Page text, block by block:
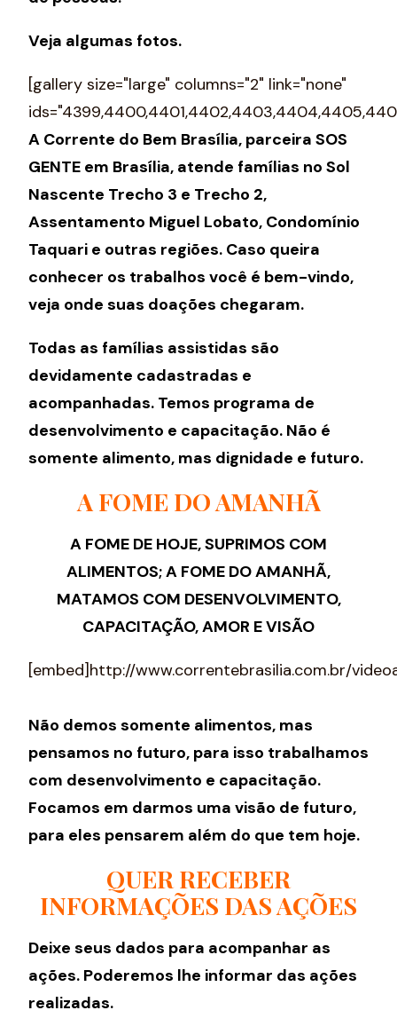
Veja algumas fotos.
[gallery size="large" columns="2" link="none"
A Corrente do Bem Brasília, parceira SOS
GENTE em Brasília, atende famílias no Sol
Nascente Trecho 3 e Trecho 2,
Assentamento Miguel Lobato, Condomínio
Taquari e outras regiões. Caso queira
conhecer os trabalhos você é bem-vindo,
veja onde suas doações chegaram.
Todas as famílias assistidas são
devidamente cadastradas e
acompanhadas. Temos programa de
desenvolvimento e capacitação. Não é
somente alimento, mas dignidade e futuro.
A FOME DO AMANHÃ
A FOME DE HOJE, SUPRIMOS COM
ALIMENTOS; A FOME DO AMANHÃ,
MATAMOS COM DESENVOLVIMENTO,
CAPACITAÇÃO, AMOR E VISÃO
[embed]http://www.correntebrasilia.com.br/
Não demos somente alimentos, mas
pensamos no futuro, para isso trabalhamos
com desenvolvimento e capacitação.
Focamos em darmos uma visão de futuro,
para eles pensarem além do que tem hoje.
QUER RECEBER
INFORMAÇÕES DAS AÇÕES
Deixe seus dados para acompanhar as
ações. Poderemos lhe informar das ações
realizadas.